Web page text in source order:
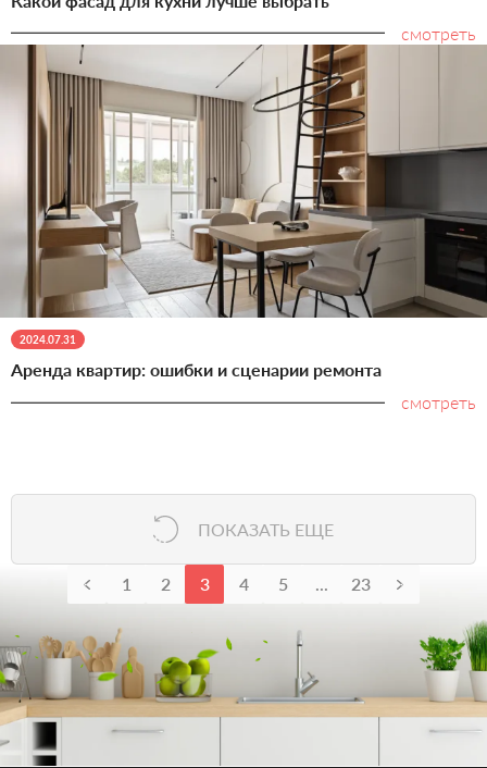
смотреть
2024.07.31
Аренда квартир: ошибки и сценарии ремонта
смотреть
ПОКАЗАТЬ ЕЩЕ
1 2 3 4 5 ... 23